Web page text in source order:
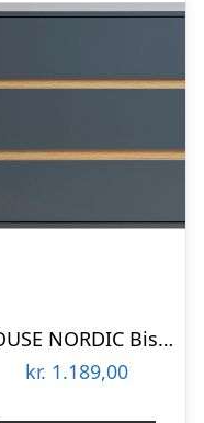
HOUSE NORDIC Bisley kommode, m. 3 skuffer – mørkegrå MDF og fyrretræ
kr. 1.189,00